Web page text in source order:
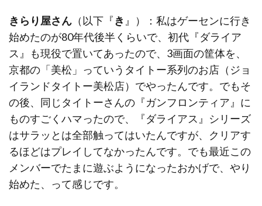
きらり屋さん （以下『き 』）：私はゲーセンに行き
始めたのが80年代後半くらいで、初代『ダライア
ス』も現役で置いてあったので、3画面の筐体を、
京都の「美松」っていうタイトー系列のお店（ジョ
イランドタイトー美松店）でやったんです。でもそ
の後、同じタイトーさんの『ガンフロンティア』に
ものすごくハマったので、『ダライアス』シリーズ
はサラッとは全部触ってはいたんですが、クリアす
るほどはプレイしてなかったんです。でも最近この
メンバーでたまに遊ぶようになったおかげで、やり
始めた、って感じです。